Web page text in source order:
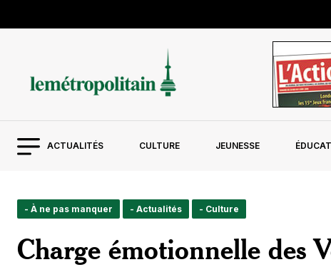
ACTUALITÉS CULTURE JEUNESSE
- À ne pas manquer - Actualités - Culture
Charge émotionnelle des